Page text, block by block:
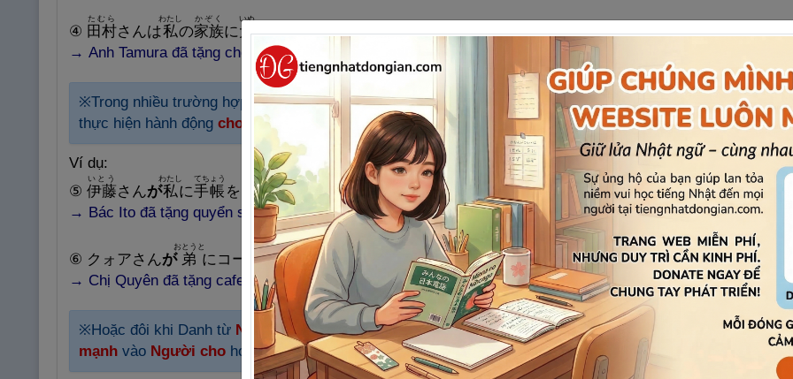
④ 田 村
たむら
さんは私
わたし
の家族
かぞく
に犬
いぬ
をくれた。
→ Anh Tamura đã tặng chó cho gia đình tôi.
※Trong nhiềutrường hợp, khi chủ ngữN1 (Người cho) cũng đi với trợ từ が［ga］đểnhấn mạnh ailà
thực hiện hành động cho – tặng
Ví dụ:
⑤ 伊藤
bụi
いとう
さんが私
わたし
に手帳
(màn, rèm...)
てちょう
を くれました
→ Bác Ito đã tặng quyển sổ tay cho tôi.
⑥ クォアさんが 弟
おとうと
にコーヒーをくれました。
→ Chị Quyên đã tặng cafe cho em trai tôi.
※Hoặc đôi khi Danh từ N2 (người nhận) cũng được lược bỏvì không quan trọng, khi người nói chỉ muốn
mạnhvào Người cho hoặc vật được cho.